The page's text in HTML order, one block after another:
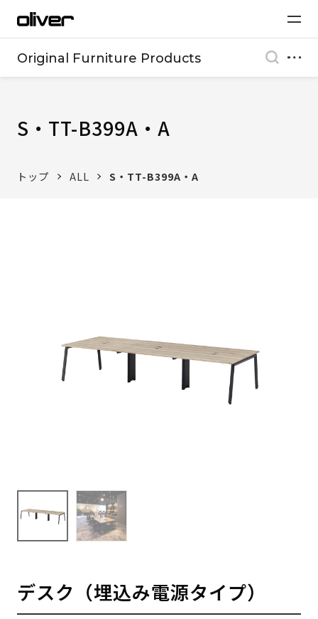
Original Furniture Products
S・TT-B399A・A
トップ ALL S・TT-B399A・A
デスク（埋込み電源タイプ）